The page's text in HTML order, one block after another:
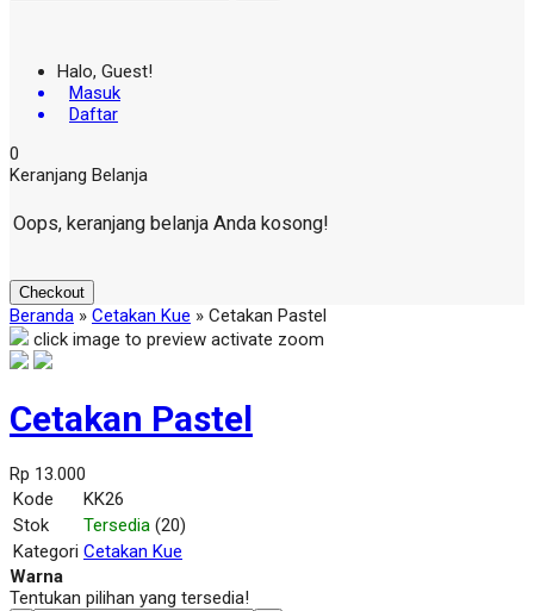
Halo, Guest!
Masuk
Daftar
0
Keranjang Belanja
Oops, keranjang belanja Anda kosong!
Checkout
Beranda » Cetakan Kue » Cetakan Pastel
click image to preview activate zoom
Cetakan Pastel
Rp 13.000
Kode
KK26
Stok
Tersedia (20)
Kategori Cetakan Kue
Warna
Tentukan pilihan yang tersedia!